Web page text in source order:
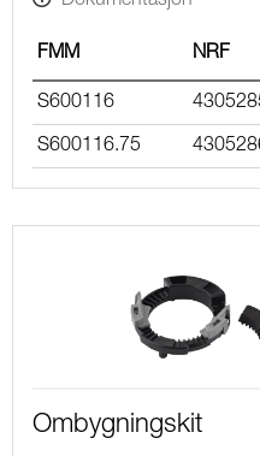
FMM NRF
S600116
S600116.75
Ombygningskit